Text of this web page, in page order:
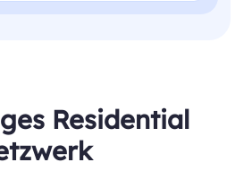
Residential